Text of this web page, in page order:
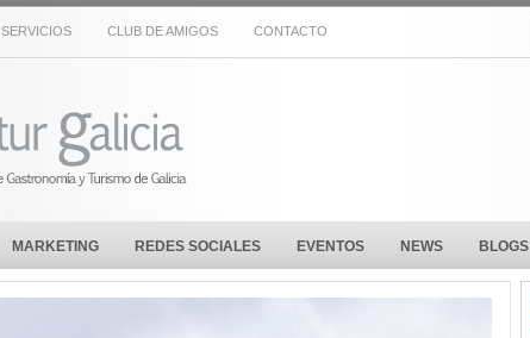
SERVICIOS CLUB DE AMIGOS CONTACTO
MARKETING REDES SOCIALES EVENTOS NEWS BLOGS